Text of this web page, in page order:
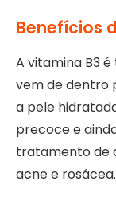
Benefícios
A vitamina B3
vem de dentro
a pele
precoce e
tratamento de
acne e rosácea.